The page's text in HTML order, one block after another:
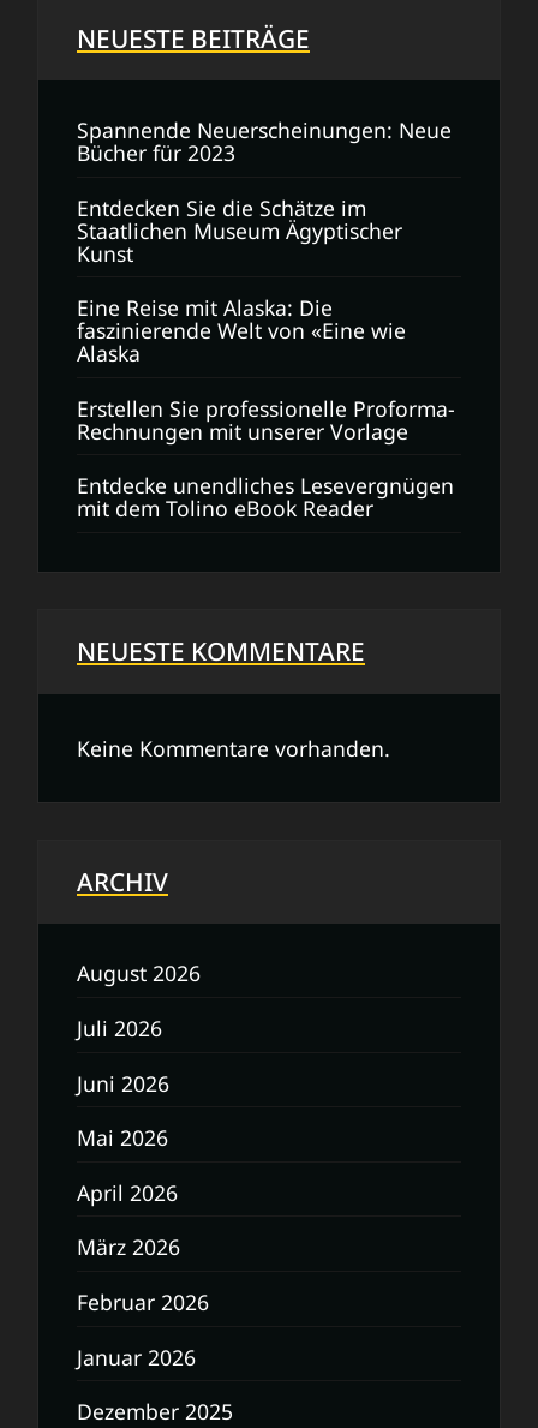
NEUESTE BEITRÄGE
Spannende Neuerscheinungen: Neue
Bücher für 2023
Entdecken Sie die Schätze im
Staatlichen Museum Ägyptischer
Kunst
Eine Reise mit Alaska: Die
faszinierende Welt von «Eine wie
Alaska
Erstellen Sie professionelle Proforma-
Rechnungen mit unserer Vorlage
Entdecke unendliches Lesevergnügen
mit dem Tolino eBook Reader
NEUESTE KOMMENTARE
Keine Kommentare vorhanden.
ARCHIV
August 2026
Juli 2026
Juni 2026
Mai 2026
April 2026
März 2026
Februar 2026
Januar 2026
Dezember 2025